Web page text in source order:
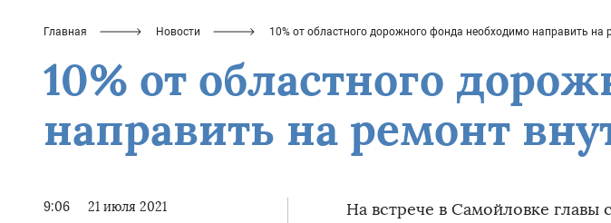
Главная Новости 10% от областного дорожного фонда необходимо направить на
10% от областного
направить на ремонт
9:06 21 июля 2021
На встрече в Самойловке главы